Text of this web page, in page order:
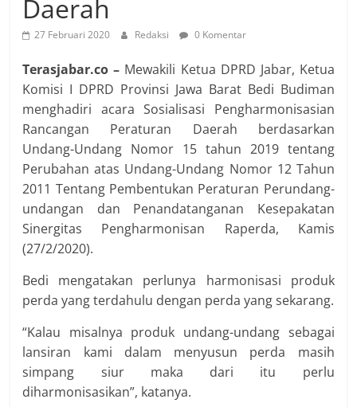
Daerah
27 Februari 2020 Redaksi 0 Komentar
Terasjabar.co – Mewakili Ketua DPRD Jabar, Ketua
Komisi I DPRD Provinsi Jawa Barat Bedi Budiman
menghadiri acara Sosialisasi Pengharmonisasian
Rancangan Peraturan Daerah berdasarkan
Undang-Undang Nomor 15 tahun 2019 tentang
Perubahan atas Undang-Undang Nomor 12 Tahun
2011 Tentang Pembentukan Peraturan Perundang-
undangan dan Penandatanganan Kesepakatan
Sinergitas Pengharmonisan Raperda, Kamis
(27/2/2020).
Bedi mengatakan perlunya harmonisasi produk
perda yang terdahulu dengan perda yang sekarang.
“Kalau misalnya produk undang-undang sebagai
lansiran kami dalam menyusun perda masih
simpang siur maka dari itu perlu
diharmonisasikan”, katanya.